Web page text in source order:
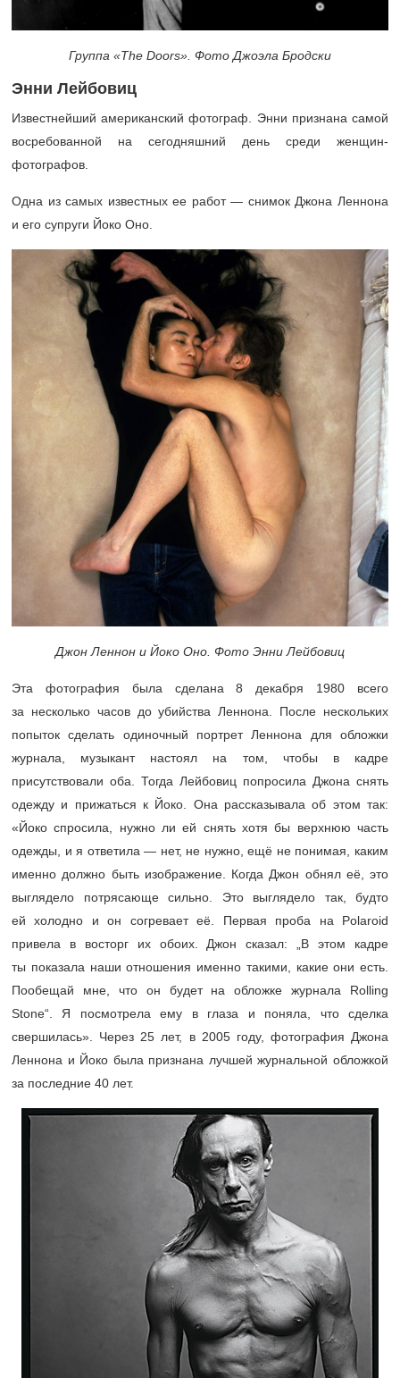
Группа «The Doors». Фото Джоэла Бродски
Энни Лейбовиц
Известнейший американский фотограф. Энни признана самой
восребованной на сегодняшний день среди женщин-
фотографов.
Одна из самых известных ее работ — снимок Джона Леннона
и его супруги Йоко Оно.
Джон Леннон и Йоко Оно. Фото Энни Лейбовиц
Эта фотография была сделана 8 декабря 1980 всего
за несколько часов до убийства Леннона. После нескольких
попыток сделать одиночный портрет Леннона для обложки
журнала, музыкант настоял на том, чтобы в кадре
присутствовали оба. Тогда Лейбовиц попросила Джона снять
одежду и прижаться к Йоко. Она рассказывала об этом так:
«Йоко спросила, нужно ли ей снять хотя бы верхнюю часть
одежды, и я ответила — нет, не нужно, ещё не понимая, каким
именно должно быть изображение. Когда Джон обнял её, это
выглядело потрясающе сильно. Это выглядело так, будто
ей холодно и он согревает её. Первая проба на Polaroid
привела в восторг их обоих. Джон сказал: „В этом кадре
ты показала наши отношения именно такими, какие они есть.
Пообещай мне, что он будет на обложке журнала Rolling
Stone“. Я посмотрела ему в глаза и поняла, что сделка
свершилась». Через 25 лет, в 2005 году, фотография Джона
Леннона и Йоко была признана лучшей журнальной обложкой
за последние 40 лет.